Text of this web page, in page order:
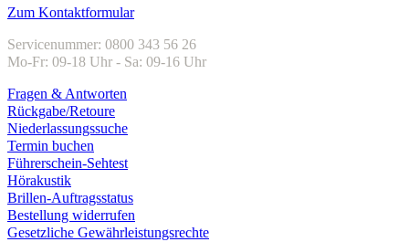
Zum Kontaktformular
Servicenummer: 0800 343 56 26
Mo-Fr: 09-18 Uhr - Sa: 09-16 Uhr
Fragen & Antworten
Rückgabe/Retoure
Niederlassungssuche
Termin buchen
Führerschein-Sehtest
Hörakustik
Brillen-Auftragsstatus
Bestellung widerrufen
Gesetzliche Gewährleistungsrechte